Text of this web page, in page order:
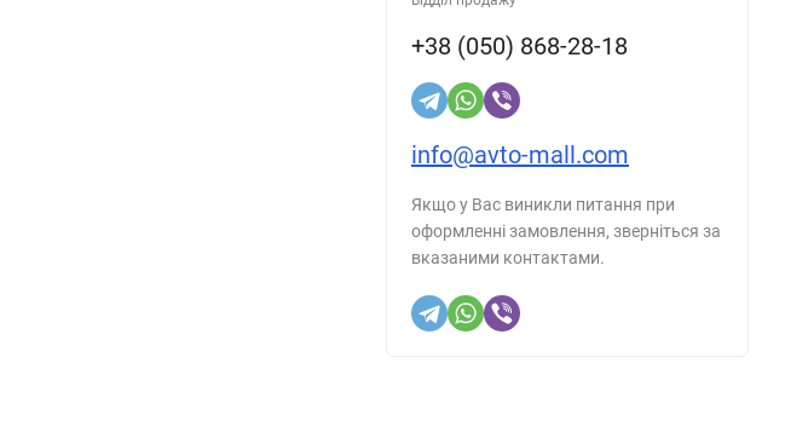
+38 (050) 868-28-18
info@avto-mall.com
Якщо у Вас виникли питання при
оформленні замовлення, зверніться за
вказаними контактами.